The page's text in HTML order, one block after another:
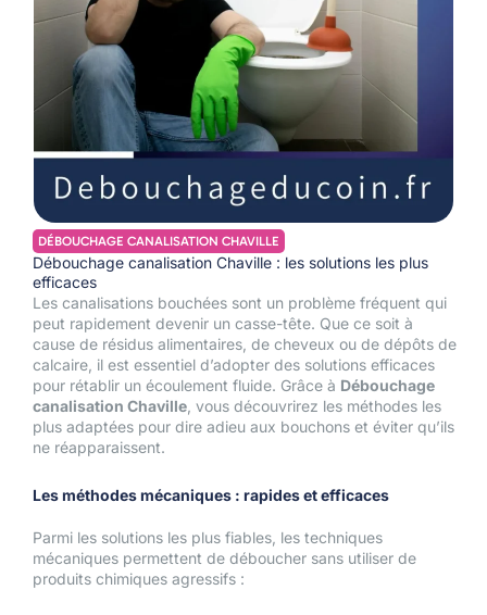
DÉBOUCHAGE CANALISATION CHAVILLE
Débouchage canalisation Chaville : les solutions les plus
efficaces
Les canalisations bouchées sont un problème fréquent qui
peut rapidement devenir un casse-tête. Que ce soit à
cause de résidus alimentaires, de cheveux ou de dépôts de
calcaire, il est essentiel d’adopter des solutions efficaces
pour rétablir un écoulement fluide. Grâce à Débouchage
canalisation Chaville , vous découvrirez les méthodes les
plus adaptées pour dire adieu aux bouchons et éviter qu’ils
ne réapparaissent.
Les méthodes mécaniques : rapides et efficaces
Parmi les solutions les plus fiables, les techniques
mécaniques permettent de déboucher sans utiliser de
produits chimiques agressifs :